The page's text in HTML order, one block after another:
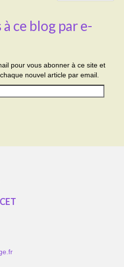
ce blog par e-
pour vous abonner à ce site et
nouvel article par email.